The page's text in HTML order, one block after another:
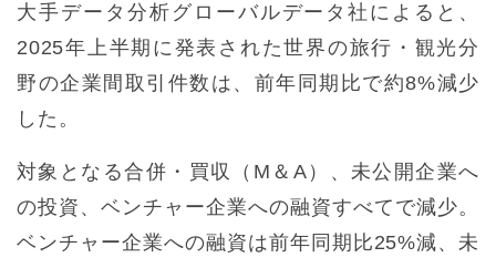
大手データ分析グローバルデータ社によると、
2025年上半期に発表された世界の旅行・観光分
野の企業間取引件数は、前年同期比で約8%減少
した。
対象となる合併・買収（M＆A）、未公開企業へ
の投資、ベンチャー企業への融資すべてで減少。
ベンチャー企業への融資は前年同期比25%減、未